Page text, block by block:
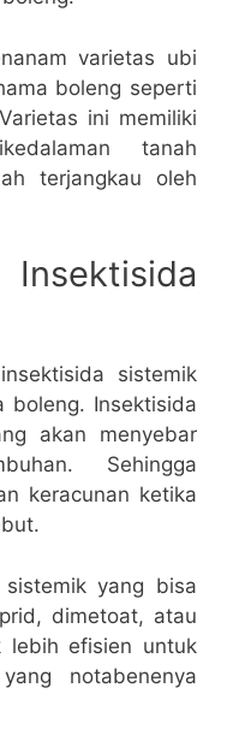
varietas ubi
boleng seperti
ini memiliki
tanah
terjangkau oleh
sistemik
boleng. Insektisida
akan menyebar
Sehingga
keracunan ketika
yang bisa
dimetoat, atau
lebih efisien untuk
notabenenya